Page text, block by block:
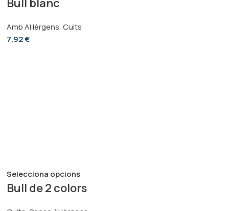
Bull blanc
Amb Al·lèrgens, Cuits
7,92€
Selecciona opcions
Bull de 2 colors